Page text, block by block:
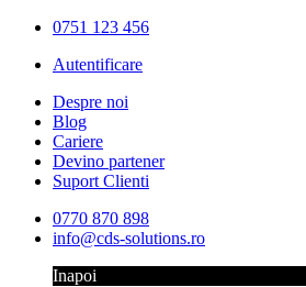
0751 123 456
Autentificare
Despre noi
Blog
Cariere
Devino partener
Suport Clienti
0770 870 898
info@cds-solutions.ro
Inapoi